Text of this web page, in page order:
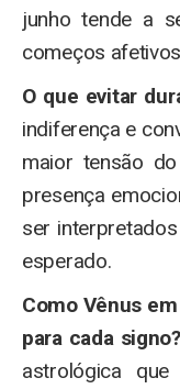
junho tende a
começos
O que evitar
indiferença e
maior tensão
presença
ser
esperado.
Como Vênus
para cada signo?
astrológica